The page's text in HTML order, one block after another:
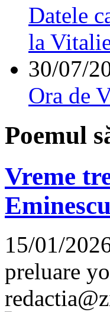
Datele
la
30/07/
Ora de
Poemul
Vreme
Eminescu
15/01/
preluare